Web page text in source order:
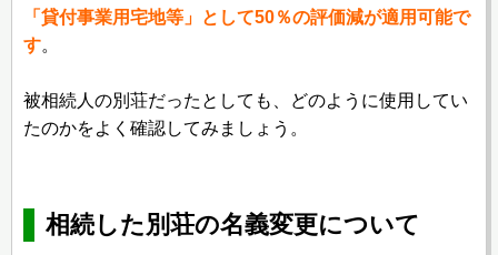
「貸付事業用宅地等」として50％の評価減が適用可能で
す。
被相続人の別荘だったとしても、どのように使用してい
たのかをよく確認してみましょう。
相続した別荘の名義変更について